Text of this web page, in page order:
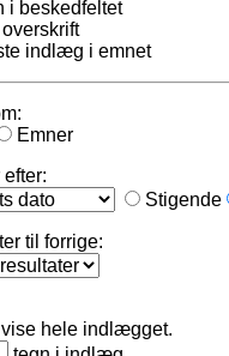
i beskedfeltet
indlæg i emnet
Emner
Stigende
til forrige:
vise hele indlægget.